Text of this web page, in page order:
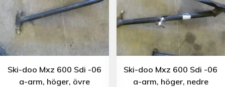
Ski-doo Mxz 600 Sdi -06
a-arm, höger, övre
Ski-doo Mxz 600 Sdi -06
a-arm, höger, nedre